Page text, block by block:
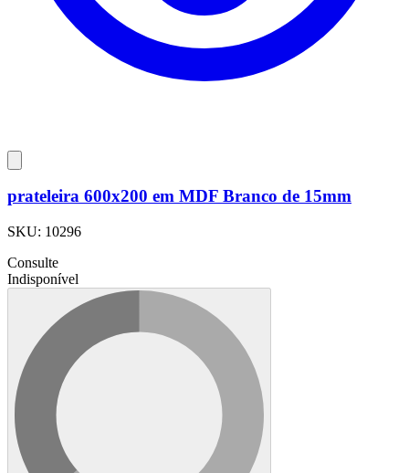
prateleira 600x200 em MDF Branco de 15mm
SKU: 10296
Consulte
Indisponível